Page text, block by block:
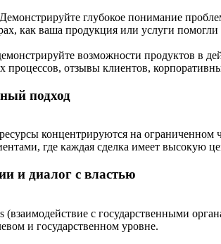
Демонстрируйте глубокое понимание
как ваша продукция или услуги
возможности продуктов в
процессов, отзывы клиентов,
подход
концентрируются на ограниченном
где каждая сделка имеет высокую
и диалог с властью
(взаимодействие с государственными
и государственном уровне.